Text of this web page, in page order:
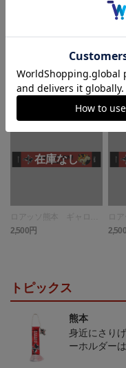
ランキング
ロアッソ熊本 ギャロッ
プ タオルマフラー
2,500円
ロ
ウ
トピックス
熊本
身近にさり
ーホルダー